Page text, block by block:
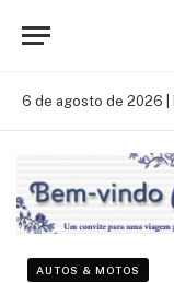
6 de agosto de 2026 |
AUTOS & MOTOS